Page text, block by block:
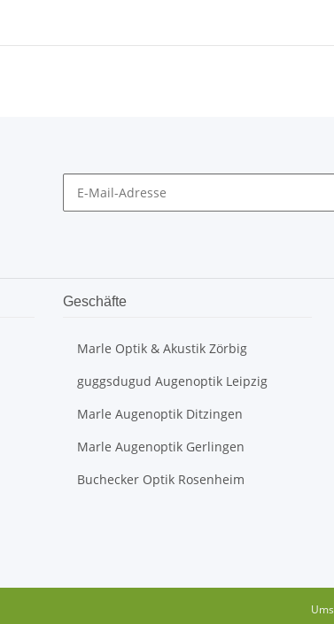
Geschäfte
Marle Optik & Akustik Zörbig
guggsdugud Augenoptik Leipzig
Marle Augenoptik Ditzingen
Marle Augenoptik Gerlingen
Buchecker Optik Rosenheim